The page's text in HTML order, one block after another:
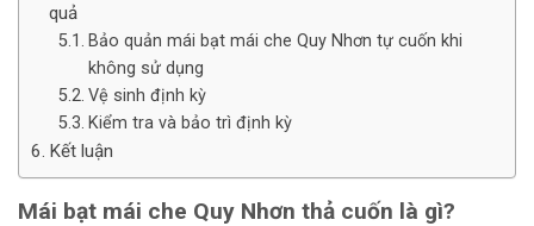
quả
Bảo quản mái bạt mái che Quy Nhơn tự cuốn khi
không sử dụng
Vệ sinh định kỳ
Kiểm tra và bảo trì định kỳ
Kết luận
Mái bạt mái che Quy Nhơn thả cuốn là gì?